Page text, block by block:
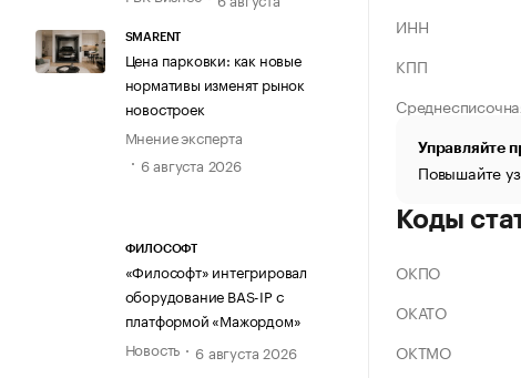
SMARENT
Цена парковки: как новые
нормативы изменят рынок
новостроек
Мнение эксперта
6 августа 2026
ФИЛОСОФТ
«Философт» интегрировал
оборудование BAS-IP с
платформой «Мажордом»
Новость
6 августа 2026
ИНН
КПП
Управляйте
Повышайте
Коды
ОКПО
ОКАТО
ОКТМО